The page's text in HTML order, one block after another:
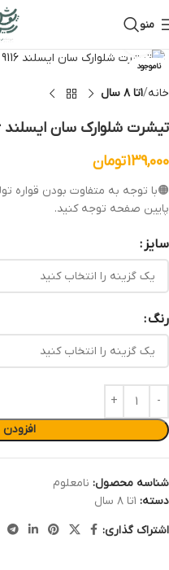
منو
ناموجود
خانه ۱تا ۸ سال
تیشرت شلوارک سان ایسلند 9116
139,000تومان
🟠با توجه به متفاوت بودن قواره
پایین صفحه توجه کنید.
سایز
رنگ
شناسه محصول: نامعلوم
دسته: ۱تا ۸ سال
اشتراک گذاری: